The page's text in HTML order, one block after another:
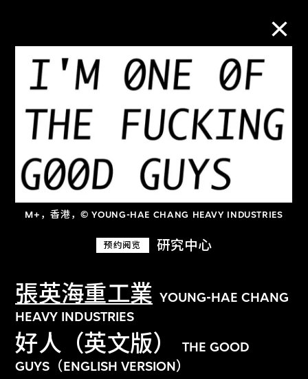
M+，香港，© YOUNG-HAE CHANG HEAVY INDUSTRIES
预约阅览 研究中心
張英海重工業 YOUNG-HAE CHANG
HEAVY INDUSTRIES
好人（英文版）
THE GOOD
GUYS（ENGLISH VERSION）
M+藏品
进一步筛选 搜索
关于M+藏品
探索世界顶级的二十及二十一世纪视觉
文化藏品。